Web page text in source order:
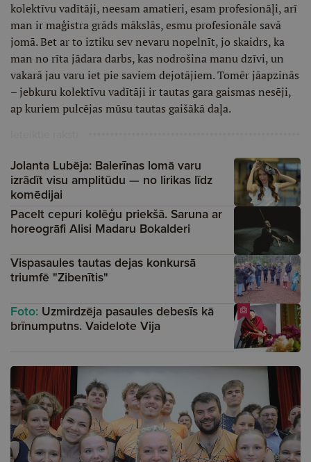
kolektīvu vadītāji, neesam amatieri, esam profesionāļi, arī
man ir maģistra grāds mākslās, esmu profesionāle savā
jomā. Bet ar to iztiku sev nevaru nopelnīt, jo skaidrs, ka
man no rīta jādara darbs, kas nodrošina manu dzīvi, un
vakarā jau varu iet pie saviem dejotājiem. Tomēr jāapzinās
– jebkuru kolektīvu vadītāji ir tautas gara gaismas nesēji,
ap kuriem pulcējas mūsu tautas gaišākā daļa.
Jolanta Lubēja: Balerīnas lomā varu
izrādīt visu amplitūdu — no lirikas līdz
komēdijai
Pacelt cepuri kolēģu priekšā. Saruna ar
horeogrāfi Alisi Madaru Bokalderi
Vispasaules tautas dejas konkursā
triumfē "Zibenītis"
Foto: Uzmirdzēja pasaules debesīs kā
brīnumputns. Vaidelote Vija